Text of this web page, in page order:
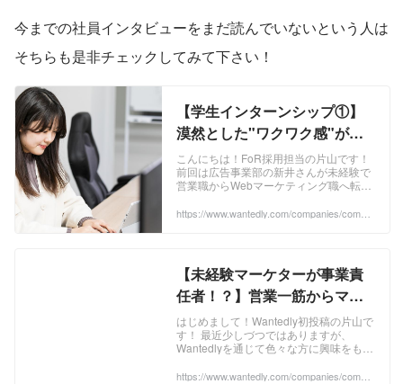
今までの社員インタビューをまだ読んでいないという人は
そちらも是非チェックしてみて下さい！
【学生インターンシップ①】
漠然とした"ワクワク感"が自
分にとっての大きなエネルギ
ーに！〜社員インタビュー第
２弾〜 | 株式会社FoR's post
こんにちは！FoR採用担当の片山です！
前回は広告事業部の新井さんが未経験で
営業職からWebマーケティング職へ転職
インタビュー形式でお伝えしました！ 第
https://www.wantedly.com/companies/compa
【未経験マーケターが事業責
任者！？】営業一筋からマー
ケティング職へ転職した理由
とは〜社員インタビュー第1
弾〜 | 株式会社FoR's post
はじめまして！Wantedly初投稿の片山で
す！ 最近少しづつではありますが、
Wantedlyを通じて色々な方に興味をもっ
でページをチェックしていただいた方や
https://www.wantedly.com/companies/compa